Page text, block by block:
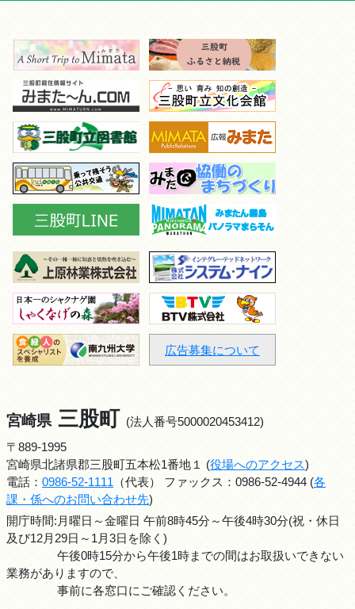
広告募集について
宮崎県 三股町 (法人番号5000020453412)
〒889-1995
宮崎県北諸県郡三股町五本松1番地１ (役場へのアクセス)
電話： 0986-52-1111 （代表） ファックス：0986-52-4944 (各
課・係へのお問い合わせ先)
開庁時間:月曜日～金曜日 午前8時45分～午後4時30分(祝・休日
及び12月29日～1月3日を除く)
午後0時15分から午後1時までの間はお取扱いできない
業務がありますので、
事前に各窓口にご確認ください。